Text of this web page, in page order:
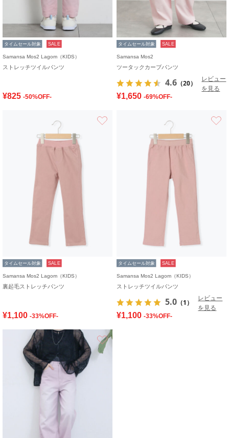
タイムセール対象 SALE
Samansa Mos2 Lagom（KIDS）
ストレッチツイルパンツ
¥825 -50%OFF-
タイムセール対象 SALE
Samansa Mos2
ツータックカーブパンツ
4.6 （20）
レビュー
を見る
¥1,650 -69%OFF-
タイムセール対象 SALE
Samansa Mos2 Lagom（KIDS）
裏起毛ストレッチパンツ
¥1,100 -33%OFF-
タイムセール対象 SALE
Samansa Mos2 Lagom（KIDS）
ストレッチツイルパンツ
5.0 （1）
レビュー
を見る
¥1,100 -33%OFF-
お気に入り